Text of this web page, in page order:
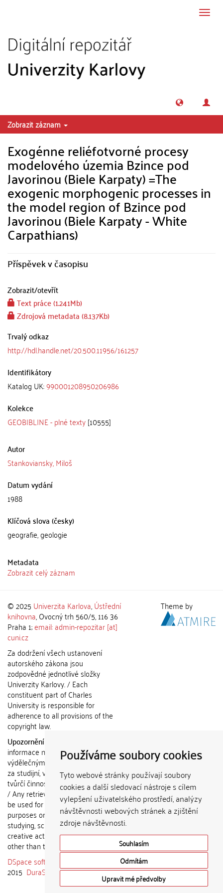
Používáme soubory cookies
Tyto webové stránky používají soubory
cookies a další sledovací nástroje s cílem
vylepšení uživatelského prostředí, analýzy
návštěvnosti webových stránek a zjištění
zdroje návštěvnosti.
Souhlasím
Odmítám
Upravit mé předvolby
Zobrazit záznam
Exogénne reliéfotvorné procesy
modelového územia Bzince pod
Javorinou (Biele Karpaty) =The
exogenic morphogenic processes in
the model region of Bzince pod
Javorinou (Biele Karpaty - White
Carpathians)
Příspěvek v časopisu
Zobrazit/otevřít
Text práce (1.241Mb)
Zdrojová metadata (8.137Kb)
Trvalý odkaz
http://hdl.handle.net/20.500.11956/161257
Identifikátory
Katalog UK:990001208950206986
Kolekce
GEOBIBLINE - plné texty[10555]
Autor
Stankoviansky, Miloš
Datum vydání
1988
Klíčová slova (česky)
geografie, geologie
Metadata
Zobrazit celý záznam
© 2025 Univerzita Karlova,Ústřední
knihovna, Ovocný trh 560/5, 116 36
Praha 1;email: admin-repozitar [at]
cuni.cz
Za dodržení všech ustanovení
autorského zákona jsou
zodpovědné jednotlivé složky
Univerzity Karlovy. / Each
constituent part of Charles
University is responsible for
adherence to all provisions of the
copyright law.
Upozornění / Notice:
informace nemohou být použity k
výdělečným účelům nebo vydávány
za studijní, vědeckou nebo jinou
tvůrčí činnost jiné osoby než autora.
/ Any retrieved information shall not
be used for any commercial
purposes or claimed as results of
studying, scientific or any other
creative activities of any person
other than the author.
DSpace software
copyright © 2002-
2015 DuraSpace
Theme by